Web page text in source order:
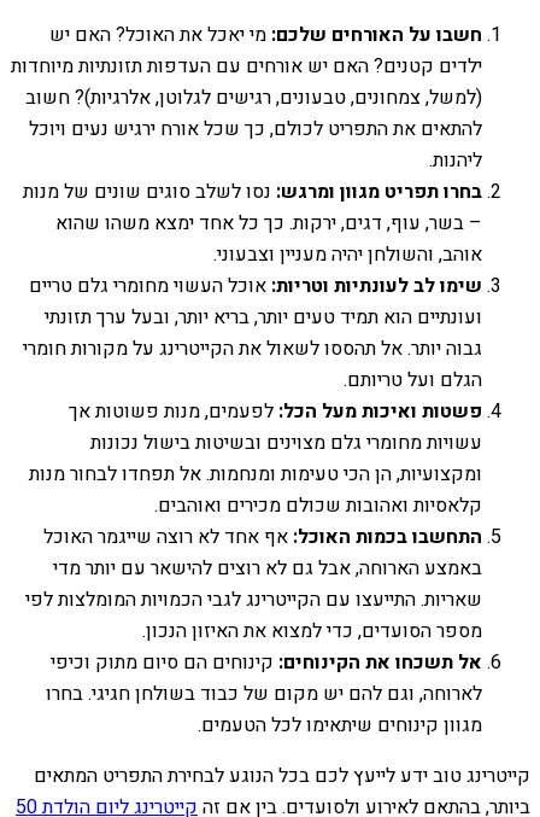
חשבו על האורחים שלכם: מי יאכל את האוכל? האם יש
ילדים קטנים? האם יש אורחים עם העדפות תזונתיות מיוחדות
(למשל, צמחונים, טבעונים, רגישים לגלוטן, אלרגיות)? חשוב
להתאים את התפריט לכולם, כך שכל אורח ירגיש נעים ויוכל
ליהנות.
בחרו תפריט מגוון ומרגש: נסו לשלב סוגים שונים של מנות
– בשר, עוף, דגים, ירקות. כך כל אחד ימצא משהו שהוא
אוהב, והשולחן יהיה מעניין וצבעוני.
שימו לב לעונתיות וטריות: אוכל העשוי מחומרי גלם טריים
ועונתיים הוא תמיד טעים יותר, בריא יותר, ובעל ערך תזונתי
גבוה יותר. אל תהססו לשאול את הקייטרינג על מקורות חומרי
הגלם ועל טריותם.
פשטות ואיכות מעל הכל: לפעמים, מנות פשוטות אך
עשויות מחומרי גלם מצוינים ובשיטות בישול נכונות
ומקצועיות, הן הכי טעימות ומנחמות. אל תפחדו לבחור מנות
קלאסיות ואהובות שכולם מכירים ואוהבים.
התחשבו בכמות האוכל: אף אחד לא רוצה שייגמר האוכל
באמצע הארוחה, אבל גם לא רוצים להישאר עם יותר מדי
שאריות. התייעצו עם הקייטרינג לגבי הכמויות המומלצות לפי
מספר הסועדים, כדי למצוא את האיזון הנכון.
אל תשכחו את הקינוחים: קינוחים הם סיום מתוק וכיפי
לארוחה, וגם להם יש מקום של כבוד בשולחן חגיגי. בחרו
מגוון קינוחים שיתאימו לכל הטעמים.
קייטרינג טוב ידע לייעץ לכם בכל הנוגע לבחירת התפריט המתאים
ביותר, בהתאם לאירוע ולסועדים. בין אם זהקייטרינג ליום הולדת 50